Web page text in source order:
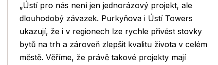
„Ústí pro nás není jen jednorázový projekt, ale
dlouhodobý závazek. Purkyňova i Ústí Towers
ukazují, že i v regionech lze rychle přivést stovky
bytů na trh a zároveň zlepšit kvalitu života v celém
městě. Věříme, že právě takové projekty mají